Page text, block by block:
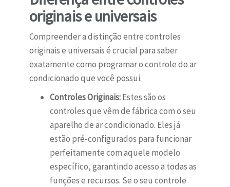
originais e universais
Compreender a distinção entre controles
originais e universais é crucial para saber
exatamente como programar o controle do ar
condicionado que você possui.
Controles Originais:Estes são os
controles que vêm de fábrica com o seu
aparelho de ar condicionado. Eles já
estão pré-configurados para funcionar
perfeitamente com aquele modelo
específico, garantindo acesso a todas as
funções e recursos. Se o seu controle